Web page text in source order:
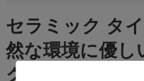
セラミック タ
然な環境に優し
クト